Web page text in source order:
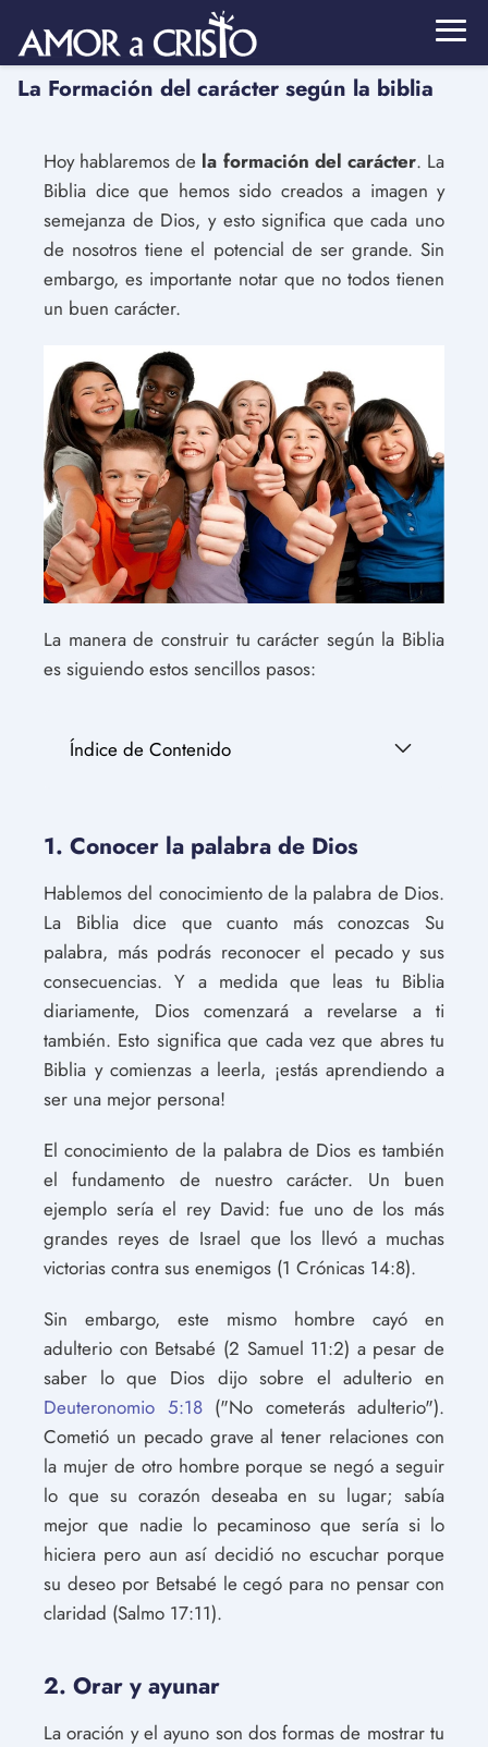
La Formación del carácter según la biblia
Hoy hablaremos de la formación del carácter. La
Biblia dice que hemos sido creados a imagen y
semejanza de Dios, y esto significa que cada uno
de nosotros tiene el potencial de ser grande. Sin
embargo, es importante notar que no todos tienen
un buen carácter.
La manera de construir tu carácter según la Biblia
es siguiendo estos sencillos pasos:
Índice de Contenido
1. Conocer la palabra de Dios
Hablemos del conocimiento de la palabra de Dios.
La Biblia dice que cuanto más conozcas Su
palabra, más podrás reconocer el pecado y sus
consecuencias. Y a medida que leas tu Biblia
diariamente, Dios comenzará a revelarse a ti
también. Esto significa que cada vez que abres tu
Biblia y comienzas a leerla, ¡estás aprendiendo a
ser una mejor persona!
El conocimiento de la palabra de Dios es también
el fundamento de nuestro carácter. Un buen
ejemplo sería el rey David: fue uno de los más
grandes reyes de Israel que los llevó a muchas
victorias contra sus enemigos (1 Crónicas 14:8).
Sin embargo, este mismo hombre cayó en
adulterio con Betsabé (2 Samuel 11:2) a pesar de
saber lo que Dios dijo sobre el adulterio en
Deuteronomio 5:18("No cometerás adulterio").
Cometió un pecado grave al tener relaciones con
la mujer de otro hombre porque se negó a seguir
lo que su corazón deseaba en su lugar; sabía
mejor que nadie lo pecaminoso que sería si lo
hiciera pero aun así decidió no escuchar porque
su deseo por Betsabé le cegó para no pensar con
claridad (Salmo 17:11).
2. Orar y ayunar
La oración y el ayuno son dos formas de mostrar tu